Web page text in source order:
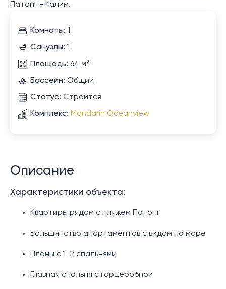
Патонг - Калим.
Комнаты: 1
Санузлы: 1
Площадь: 64 м²
Бассейн: Общий
Статус: Строится
Комплекс: Mandarin Oceanview
Описание
Характеристики объекта:
Квартиры рядом с пляжем Патонг
Большинство апартаментов с видом на море
Планы с 1-2 ​​спальнями
Главная спальня с гардеробной